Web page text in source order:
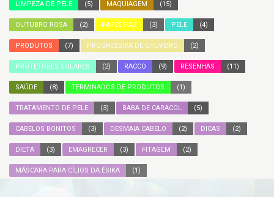
LIMPEZA DE PELE (5) MAQUIAGEM (15)
OUTUBRO ROSA (2) PARCERIAS (3) PELE (4)
PRODUTOS (7) PROGRESSIVA DE CHUVEIRO (2)
PROTETORES SOLARES (2) RACCO (9) RESENHAS (11)
SAÚDE (8) TERMINADOS DE PRODUTOS (1)
TRATAMENTO DE PELE (3) BABA DE CARACOL (5)
CABELOS BONITOS (3) DESMAIA CABELO (2) DICAS (2)
DIETA (3) EMAGRECER (3) FITAGEM (2)
MÁSCARA PARA CÍLIOS DA ÉSIKA (1)